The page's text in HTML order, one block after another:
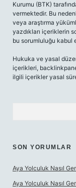
Kurumu (BTK)
vermektedir. Bu
veya araştırma
yazdıkları içeriklerin
bu sorumluluğu kabul
Hukuka ve yasal
içerikleri,
ilgili içerikler yasal
SON YORUMLAR
Aya Yolculuk Nasıl
Aya Yolculuk Nasıl